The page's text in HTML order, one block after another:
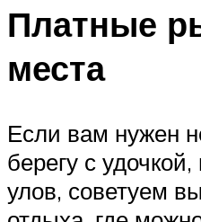
Платные
места
Если вам нужен
берегу с
улов, советуем